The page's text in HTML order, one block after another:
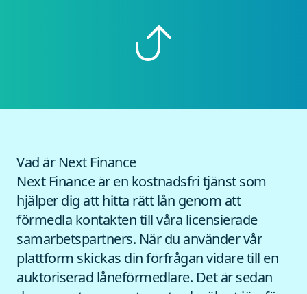
Vad är Next Finance
Next Finance är en kostnadsfri tjänst som
hjälper dig att hitta rätt lån genom att
förmedla kontakten till våra licensierade
samarbetspartners. När du använder vår
plattform skickas din förfrågan vidare till en
auktoriserad låneförmedlare. Det är sedan